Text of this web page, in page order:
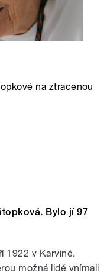
na ztracenou
Bylo jí 97
1922 v Karviné.
možná lidé vnímali